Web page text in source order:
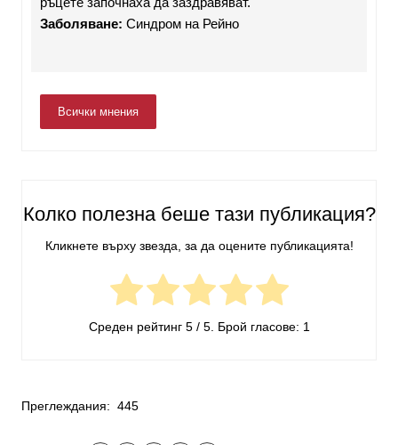
Заболяване: Синдром на Рейно
Всички мнения
Колко полезна беше тази публикация?
Кликнете върху звезда, за да оцените публикацията!
Среден рейтинг 5/ 5. Брой гласове: 1
Преглеждания: 445